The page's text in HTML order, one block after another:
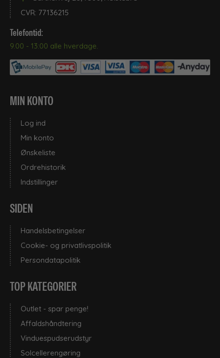
CVR: 77136215
Telefontid:
9.00 - 13:00 alle hverdage.
MIN KONTO
Log ind
Min konto
Ønskeliste
Ordrehistorik
Indstillinger
SIDEN
Handelsbetingelser
Cookie- og privatlivspolitik
Persondatapolitik
TOP KATEGORIER
Outlet - spar penge!
Affaldshåndtering
Vinduespudserudstyr
Solcellerengøring